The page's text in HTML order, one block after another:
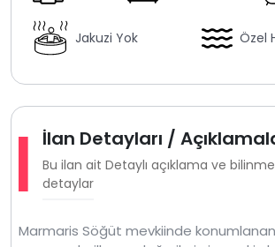
Jakuzi Yok Özel
İlan Detayları /
Bu ilan ait Detaylı açıklama ve
detaylar
Marmaris Söğüt mevkiinde